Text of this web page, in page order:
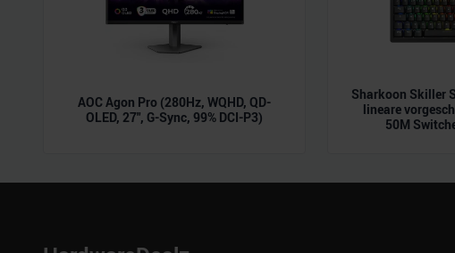
AOC Agon Pro (280Hz, WQHD, QD-
OLED, 27", G-Sync, 99% DCI-P3)
Sharkoon Skiller
lineare
50M